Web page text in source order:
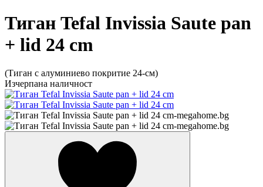
Тиган Tefal Invissia Saute pan
+ lid 24 cm
(Тиган с алуминиево покритие 24-см)
Изчерпана наличност